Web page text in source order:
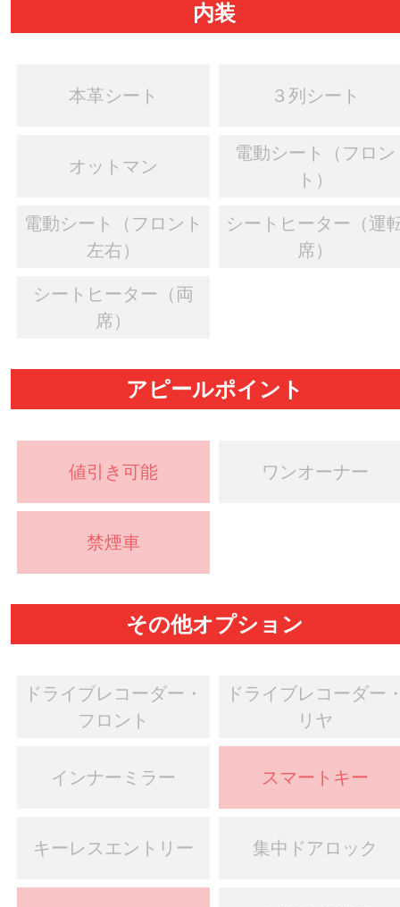
内装
本革シート ３列シート
オットマン
電動シート（フロン
ト）
電動シート（フロント
左右）
シートヒーター（運
席）
シートヒーター（両
席）
アピールポイント
値引き可能 ワンオーナー
禁煙車
その他オプション
ドライブレコーダー・
フロント
ドライブレコーダー
リヤ
インナーミラー スマートキー
キーレスエントリー 集中ドアロック